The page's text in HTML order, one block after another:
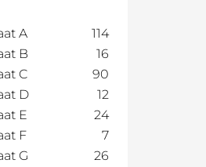
A
114
B
16
C
90
D
12
E
24
F
7
G
26